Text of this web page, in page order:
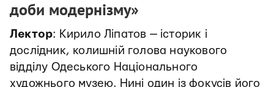
доби модернізму»
Лектор: Кирило Ліпатов — історик і
дослідник, колишній голова наукового
відділу Одеського Національного
художнього музею. Нині один із фокусів його